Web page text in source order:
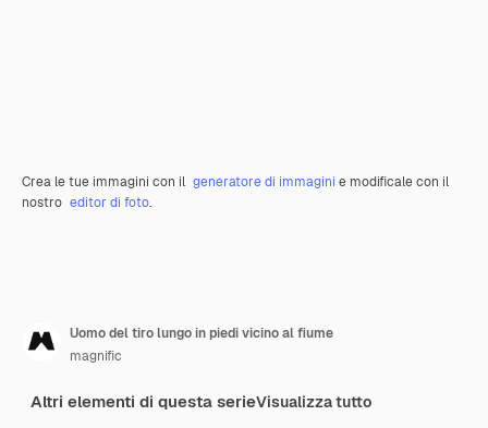
Crea le tue immagini con il generatore di immagini e modificale con il
nostro editor di foto.
Uomo del tiro lungo in piedi vicino al fiume
magnific
Altri elementi di questa serieVisualizza tutto